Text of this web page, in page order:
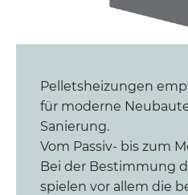
Pelletsheizungen
für moderne
Sanierung.
Vom Passiv- bis zum
Bei der Bestimmung
spielen vor allem die